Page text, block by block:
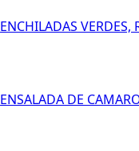
ENCHILADAS VERDES,
ENSALADA DE